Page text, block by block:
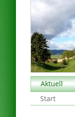
Aktuell
Start